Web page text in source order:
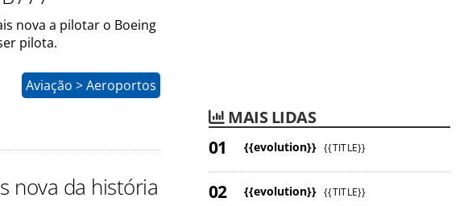
nova a pilotar o Boeing
pilota.
Aviação > Aeroportos
nova da história
MAIS LIDAS
{{evolution}} {{TITLE}}
{{evolution}} {{TITLE}}